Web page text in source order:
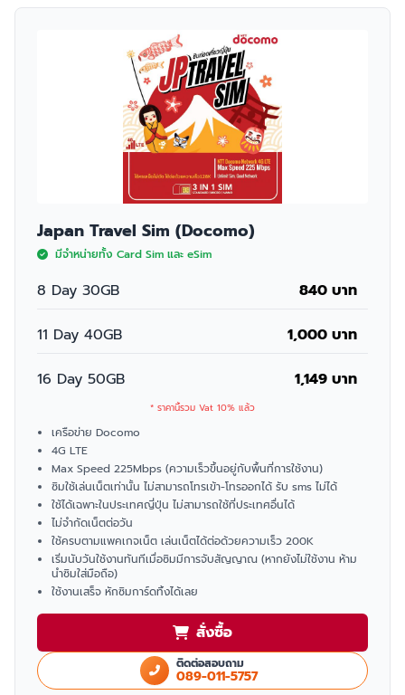
Japan Travel Sim (Docomo)
มีจำหน่ายทั้ง Card Sim และ eSim
8 Day 30GB 840 บาท
11 Day 40GB 1,000 บาท
16 Day 50GB 1,149 บาท
* ราคานี้รวม Vat 10% แล้ว
เครือข่าย Docomo
4G LTE
Max Speed 225Mbps (ความเร็วขึ้นอยู่กับพื้นที่การใช้งาน)
ซิมใช้เล่นเน็ตเท่านั้น ไม่สามารถโทรเข้า-โทรออกได้ รับ sms ไม่ได้
ใช้ได้เฉพาะในประเทศญี่ปุ่น ไม่สามารถใช้ที่ประเทศอื่นได้
ไม่จำกัดเน็ตต่อวัน
ใช้ครบตามแพคเกจเน็ต เล่นเน็ตได้ต่อด้วยความเร็ว 200K
เริ่มนับวันใช้งานทันทีเมื่อซิมมีการจับสัญญาณ (หากยังไม่ใช้งาน ห้าม
นำซิมใส่มือถือ)
ใช้งานเสร็จ หักซิมการ์ดทิ้งได้เลย
สั่งซื้อ
ติดต่อสอบถาม
089-011-5757